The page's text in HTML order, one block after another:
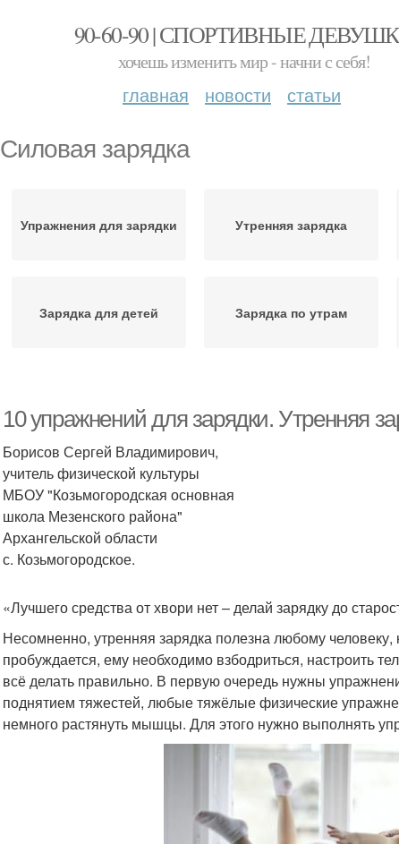
90-60-90 | СПОРТИВНЫЕ
хочешь изменить мир - начни с себя!
главная новости статьи
Силовая зарядка
Упражнения для зарядки Утренняя зарядка
Зарядка для детей Зарядка по утрам
10 упражнений для зарядки. Утренняя
Борисов Сергей Владимирович,
учитель физической культуры
МБОУ "Козьмогородская основная
школа Мезенского района"
Архангельской области
с. Козьмогородское.
«Лучшего средства от хвори нет – делай зарядку до
Несомненно, утренняя зарядка полезна любому человеку,
пробуждается, ему необходимо взбодриться, настроить
всё делать правильно. В первую очередь нужны
поднятием тяжестей, любые тяжёлые физические
немного растянуть мышцы. Для этого нужно выполнять